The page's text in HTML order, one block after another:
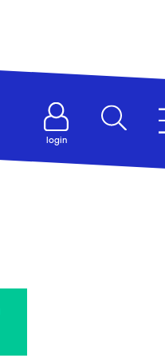
login